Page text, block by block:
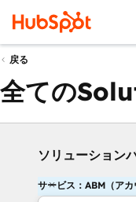
戻る
全ての
ソリューション
サービス：ABM（アカ